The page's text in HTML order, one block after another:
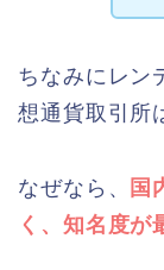
ちなみにレン
想通貨取引所
なぜなら、
国
く、知名度が